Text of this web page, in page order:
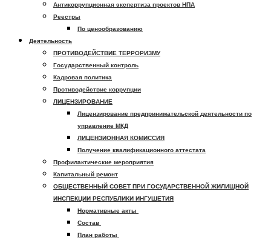
Антикоррупционная экспертиза проектов НПА
Реестры
По ценообразованию
Деятельность
ПРОТИВОДЕЙСТВИЕ ТЕРРОРИЗМУ
Государственный контроль
Кадровая политика
Противодействие коррупции
ЛИЦЕНЗИРОВАНИЕ
Лицензирование предпринимательской деятельности по
управление МКД
ЛИЦЕНЗИОННАЯ КОМИССИЯ
Получение квалификационного аттестата
Профилактические мероприятия
Капитальный ремонт
ОБЩЕСТВЕННЫЙ СОВЕТ ПРИ ГОСУДАРСТВЕННОЙ ЖИЛИЩНОЙ
ИНСПЕКЦИИ РЕСПУБЛИКИ ИНГУШЕТИЯ
Нормативные акты
Состав
План работы